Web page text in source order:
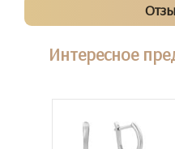
Интересное